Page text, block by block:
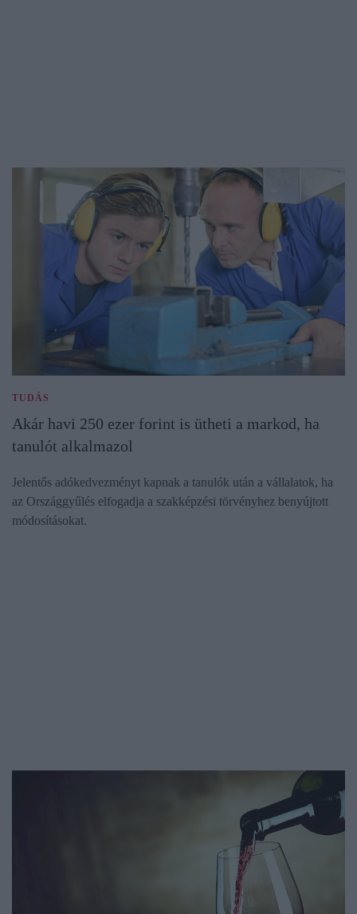
TUDÁS
Akár havi 250 ezer forint is ütheti a markod, ha
tanulót alkalmazol
Jelentős adókedvezményt kapnak a tanulók után a vállalatok, ha
az Országgyűlés elfogadja a szakképzési törvényhez benyújtott
módosításokat.